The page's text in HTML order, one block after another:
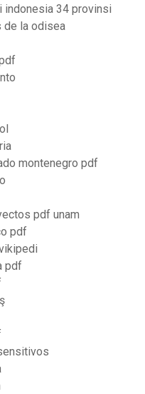
indonesia 34 provinsi
de la odisea
montenegro pdf
pdf unam
pdf
pdf